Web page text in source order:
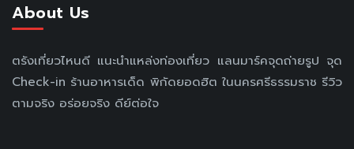
About Us
ตรังเที่ยวไหนดี แนะนำแหล่งท่องเที่ยว แลนมาร์คจุดถ่ายรูป จุด
Check-in ร้านอาหารเด็ด พิกัดยอดฮิต ในนครศรีธรรมราช รีวิว
ตามจริง อร่อยจริง ดีย์ต่อใจ